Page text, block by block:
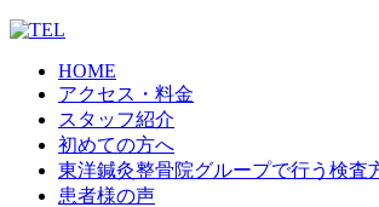
HOME
アクセス・料金
スタッフ紹介
初めての方へ
東洋鍼灸整骨院グループで行う検査
患者様の声